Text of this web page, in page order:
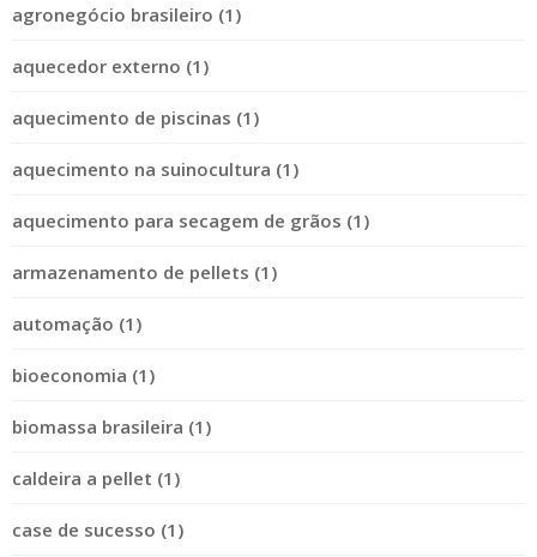
agronegócio brasileiro (1)
aquecedor externo (1)
aquecimento de piscinas (1)
aquecimento na suinocultura (1)
aquecimento para secagem de grãos (1)
armazenamento de pellets (1)
automação (1)
bioeconomia (1)
biomassa brasileira (1)
caldeira a pellet (1)
case de sucesso (1)